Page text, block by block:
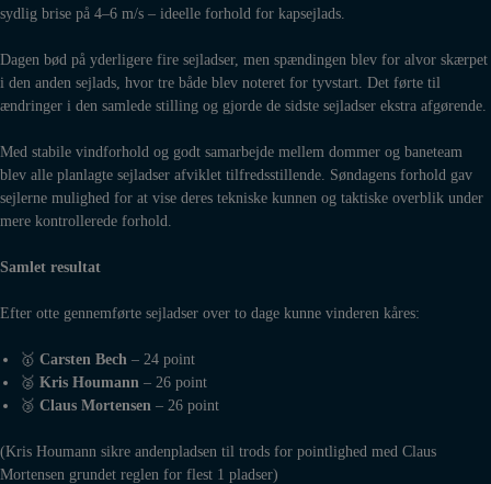
sydlig brise på 4–6 m/s – ideelle forhold for kapsejlads.
Dagen bød på yderligere fire sejladser, men spændingen blev for alvor skærpet
i den anden sejlads, hvor tre både blev noteret for tyvstart. Det førte til
ændringer i den samlede stilling og gjorde de sidste sejladser ekstra afgørende.
Med stabile vindforhold og godt samarbejde mellem dommer og baneteam
blev alle planlagte sejladser afviklet tilfredsstillende. Søndagens forhold gav
sejlerne mulighed for at vise deres tekniske kunnen og taktiske overblik under
mere kontrollerede forhold.
Samlet resultat
Efter otte gennemførte sejladser over to dage kunne vinderen kåres:
🥇Carsten Bech – 24 point
🥈Kris Houmann – 26 point
🥉Claus Mortensen – 26 point
(Kris Houmann sikre andenpladsen til trods for pointlighed med Claus
Mortensen grundet reglen for flest 1 pladser)